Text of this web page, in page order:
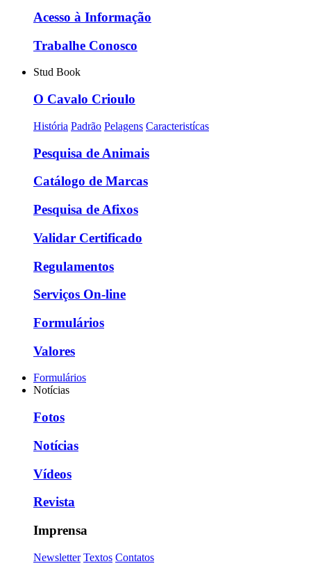
Acesso à Informação
Trabalhe Conosco
Stud Book
O Cavalo Crioulo
História Padrão Pelagens Caracteristícas
Pesquisa de Animais
Catálogo de Marcas
Pesquisa de Afixos
Validar Certificado
Regulamentos
Serviços On-line
Formulários
Valores
Formulários
Notícias
Fotos
Notícias
Vídeos
Revista
Imprensa
Newsletter Textos Contatos